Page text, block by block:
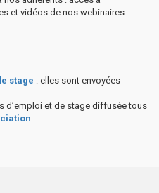
et vidéos de nos webinaires.
stage : elles sont envoyées
d’emploi et de stage diffusée tous
.